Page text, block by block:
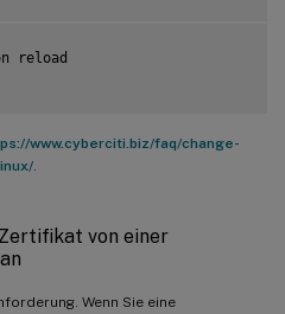
reload
www.cyberciti.biz/faq/change-
von einer
Wenn Sie eine